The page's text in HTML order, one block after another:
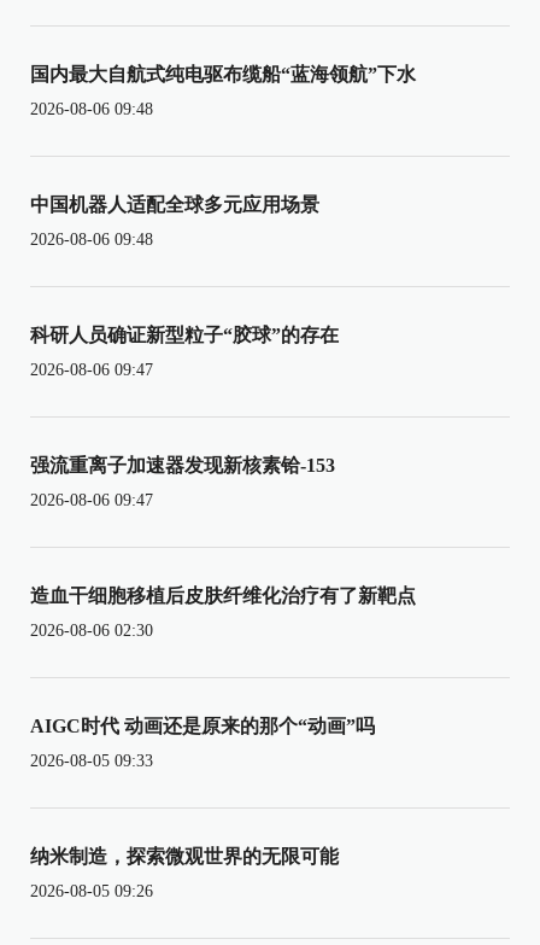
国内最大自航式纯电驱布缆船“蓝海领航”下水
2026-08-06 09:48
中国机器人适配全球多元应用场景
2026-08-06 09:48
科研人员确证新型粒子“胶球”的存在
2026-08-06 09:47
强流重离子加速器发现新核素铪-153
2026-08-06 09:47
造血干细胞移植后皮肤纤维化治疗有了新靶点
2026-08-06 02:30
AIGC时代 动画还是原来的那个“动画”吗
2026-08-05 09:33
纳米制造，探索微观世界的无限可能
2026-08-05 09:26